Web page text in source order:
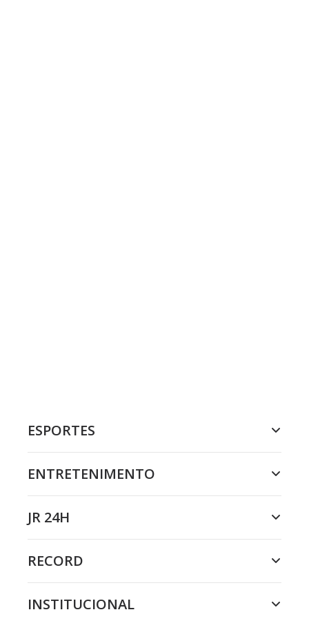
ESPORTES
ENTRETENIMENTO
JR 24H
RECORD
INSTITUCIONAL